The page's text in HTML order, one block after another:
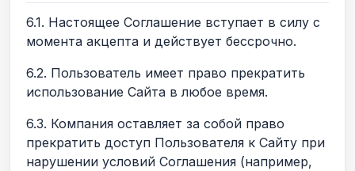
6.1. Настоящее Соглашение вступает в силу с
момента акцепта и действует бессрочно.
6.2. Пользователь имеет право прекратить
использование Сайта в любое время.
6.3. Компания оставляет за собой право
прекратить доступ Пользователя к Сайту при
нарушении условий Соглашения (например,